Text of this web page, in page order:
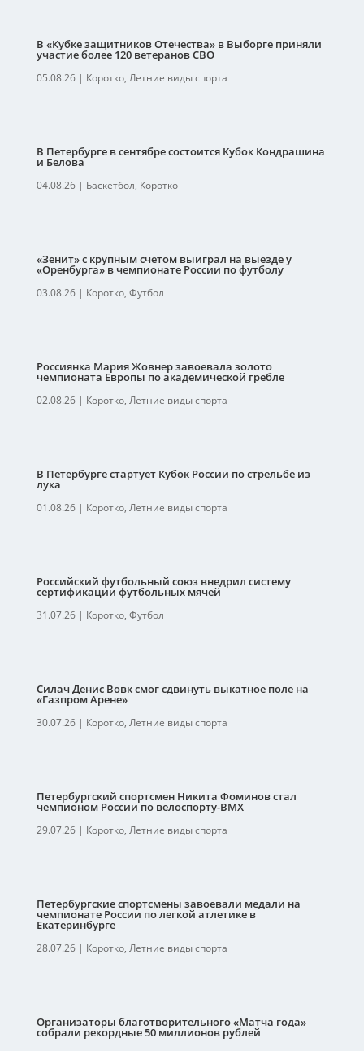
В «Кубке защитников Отечества» в Выборге приняли
участие более 120 ветеранов СВО
05.08.26| Коротко, Летние виды спорта
В Петербурге в сентябре состоится Кубок Кондрашина
и Белова
04.08.26| Баскетбол, Коротко
«Зенит» с крупным счетом выиграл на выезде у
«Оренбурга» в чемпионате России по футболу
03.08.26| Коротко, Футбол
Россиянка Мария Жовнер завоевала золото
чемпионата Европы по академической гребле
02.08.26| Коротко, Летние виды спорта
В Петербурге стартует Кубок России по стрельбе из
лука
01.08.26| Коротко, Летние виды спорта
Российский футбольный союз внедрил систему
сертификации футбольных мячей
31.07.26| Коротко, Футбол
Силач Денис Вовк смог сдвинуть выкатное поле на
«Газпром Арене»
30.07.26| Коротко, Летние виды спорта
Петербургский спортсмен Никита Фоминов стал
чемпионом России по велоспорту-ВМХ
29.07.26| Коротко, Летние виды спорта
Петербургские спортсмены завоевали медали на
чемпионате России по легкой атлетике в
Екатеринбурге
28.07.26| Коротко, Летние виды спорта
Организаторы благотворительного «Матча года»
собрали рекордные 50 миллионов рублей